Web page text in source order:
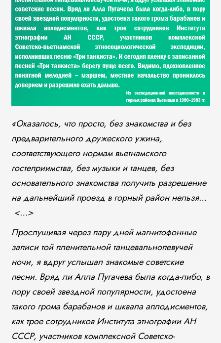
«Оказалось, что просто, без знакомства и без
предварительного дружеского ужина,
соответствующего нормам вьетнамского
гостеприимства, без музыки и танцев, без
основательного знакомства получить разрешение
на дальнейший проезд в горный район нельзя…
<…>
Прослушивая через пару дней магнитофонные
записи той пленительной танцевальнопевучей
ночи, я вдруг услышал знакомые советские
песни. Вряд ли Алла Пугачева была когда-либо, в
пору своей звездной популярности, удостоена
такого грома барабанов и шквала аплодисментов,
как трое сотрудников Института этнографии АН
СССР, участников комплексной Советско-